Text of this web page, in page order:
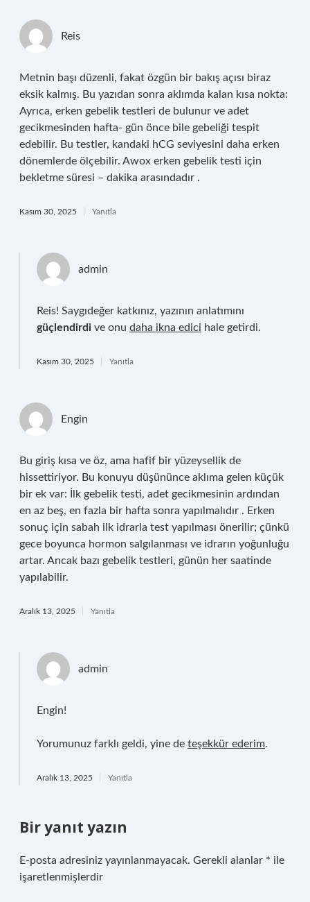
Reis
Metnin başı düzenli, fakat özgün bir bakış açısı biraz
eksik kalmış. Bu yazıdan sonra aklımda kalan kısa nokta:
Ayrıca, erken gebelik testleri de bulunur ve adet
gecikmesinden hafta- gün önce bile gebeliği tespit
edebilir. Bu testler, kandaki hCG seviyesini daha erken
dönemlerde ölçebilir. Awox erken gebelik testi için
bekletme süresi – dakika arasındadır .
Kasım 30, 2025 Yanıtla
admin
Reis! Saygıdeğer katkınız, yazının anlatımını
güçlendirdi ve onu daha ikna edici hale getirdi.
Kasım 30, 2025 Yanıtla
Engin
Bu giriş kısa ve öz, ama hafif bir yüzeysellik de
hissettiriyor. Bu konuyu düşününce aklıma gelen küçük
bir ek var: İlk gebelik testi, adet gecikmesinin ardından
en az beş, en fazla bir hafta sonra yapılmalıdır . Erken
sonuç için sabah ilk idrarla test yapılması önerilir; çünkü
gece boyunca hormon salgılanması ve idrarın yoğunluğu
artar. Ancak bazı gebelik testleri, günün her saatinde
yapılabilir.
Aralık 13, 2025 Yanıtla
admin
Engin!
Yorumunuz farklı geldi, yine de teşekkür ederim.
Aralık 13, 2025 Yanıtla
Bir yanıt yazın
E-posta adresiniz yayınlanmayacak. Gerekli alanlar * ile
işaretlenmişlerdir